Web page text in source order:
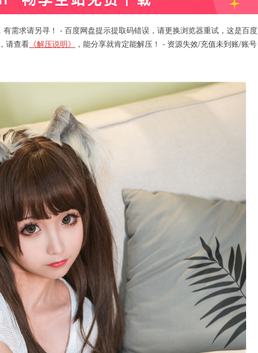
需求请另寻！ - 百度网盘提示提取码错误，请更换浏览器重试，这是百度
请查看 《解压说明》
，能分享就肯定能解压！ - 资源失效/充值未到账/账号